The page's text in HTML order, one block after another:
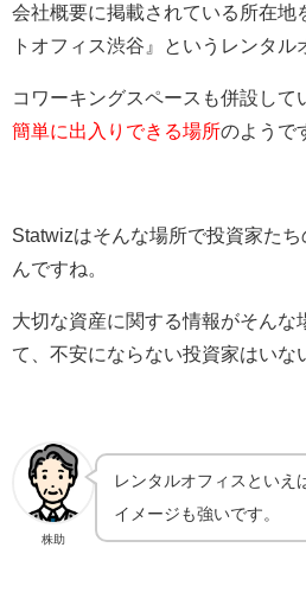
会社概要に掲載されている所在地
トオフィス渋谷』というレンタル
コワーキングスペースも併設して
簡単に出入りできる場所のようで
Statwizはそんな場所で投資家た
んですね。
大切な資産に関する情報がそんな
て、不安にならない投資家はいな
株助
レンタルオフィスといえ
イメージも強いです。